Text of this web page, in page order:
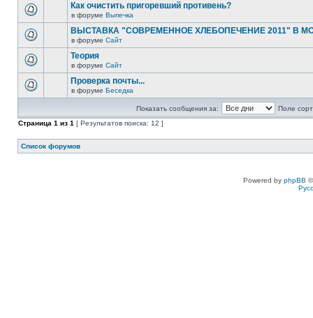
Как очистить пригоревший противень?
в форуме Выпечка
ВЫСТАВКА "СОВРЕМЕННОЕ ХЛЕБОПЕЧЕНИЕ 2011" В
в форуме Сайт
Теория
в форуме Сайт
Проверка почты...
в форуме Беседка
Показать сообщения за:
Поле
Страница 1 из 1 [ Результатов поиска: 12 ]
Список форумов
Powered by phpBB